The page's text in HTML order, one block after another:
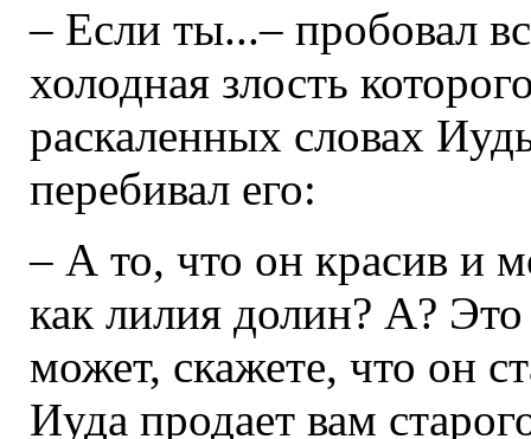
– Если ты...– пробовал
холодная злость
раскаленных словах
перебивал его:
– А то, что он красив и
как лилия долин? А?
может, скажете, что он
Иуда продает вам